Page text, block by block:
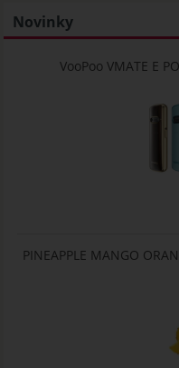
Novinky
VooPoo VMATE E
PINEAPPLE MANGO